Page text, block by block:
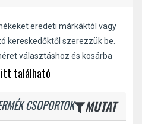
eredeti márkáktól vagy
kereskedőktől szerezzük be.
választáshoz és kosárba
található
CSOPORTOK MUTAT